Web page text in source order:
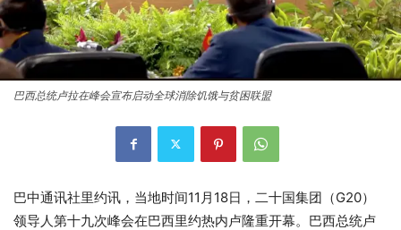
巴西总统卢拉在峰会宣布启动全球消除饥饿与贫困联盟
巴中通讯社里约讯，当地时间11月18日，二十国集团（G20）
领导人第十九次峰会在巴西里约热内卢隆重开幕。巴西总统卢